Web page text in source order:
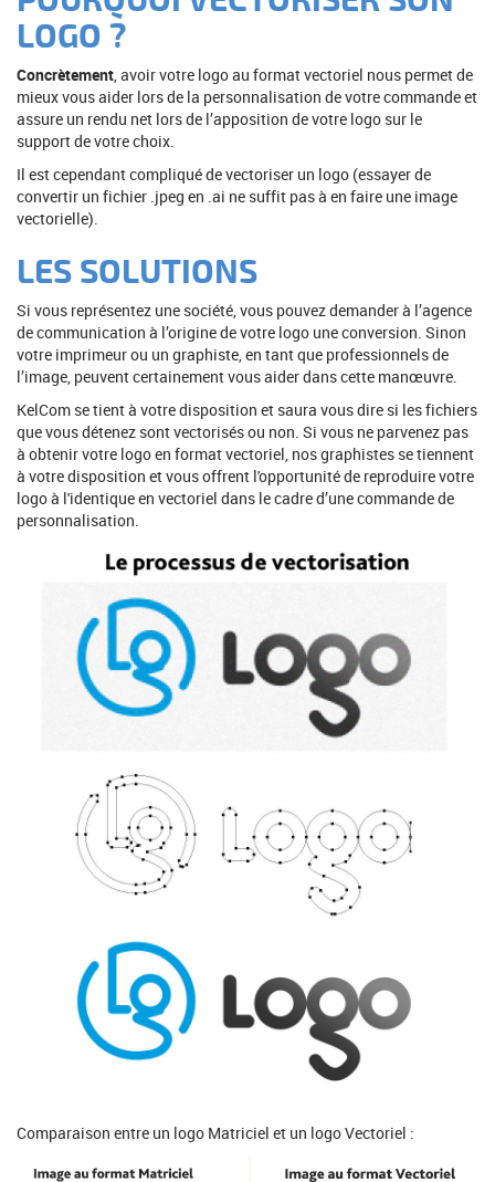
LOGO ?
Concrètement, avoir votre logo au format vectoriel nous permet de
mieux vous aider lors de la personnalisation de votre commande et
assure un rendu net lors de l’apposition de votre logo sur le
support de votre choix.
Il est cependant compliqué de vectoriser un logo (essayer de
convertir un fichier .jpeg en .ai ne suffit pas à en faire une image
vectorielle).
LES SOLUTIONS
Si vous représentez une société, vous pouvez demander à l’agence
de communication à l’origine de votre logo une conversion. Sinon
votre imprimeur ou un graphiste, en tant que professionnels de
l’image, peuvent certainement vous aider dans cette manœuvre.
KelCom se tient à votre disposition et saura vous dire si les fichiers
que vous détenez sont vectorisés ou non. Si vous ne parvenez pas
à obtenir votre logo en format vectoriel, nos graphistes se tiennent
à votre disposition et vous offrent l'opportunité de reproduire votre
logo à l'identique en vectoriel dans le cadre d’une commande de
personnalisation.
Comparaison entre un logo Matriciel et un logo Vectoriel :